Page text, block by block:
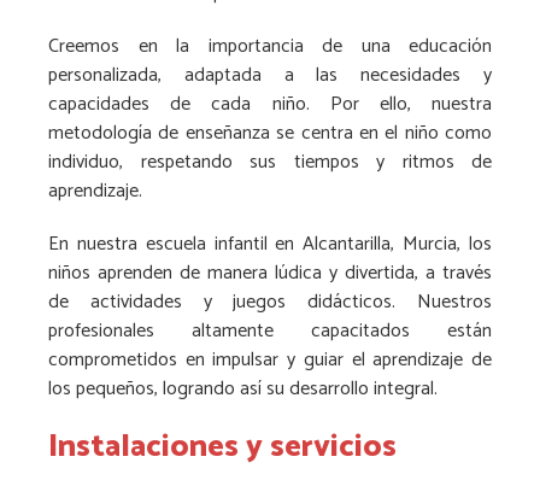
Creemos en la importancia de una educación
personalizada, adaptada a las necesidades y
capacidades de cada niño. Por ello, nuestra
metodología de enseñanza se centra en el niño como
individuo, respetando sus tiempos y ritmos de
aprendizaje.
En nuestra escuela infantil en Alcantarilla, Murcia, los
niños aprenden de manera lúdica y divertida, a través
de actividades y juegos didácticos. Nuestros
profesionales altamente capacitados están
comprometidos en impulsar y guiar el aprendizaje de
los pequeños, logrando así su desarrollo integral.
Instalaciones y servicios